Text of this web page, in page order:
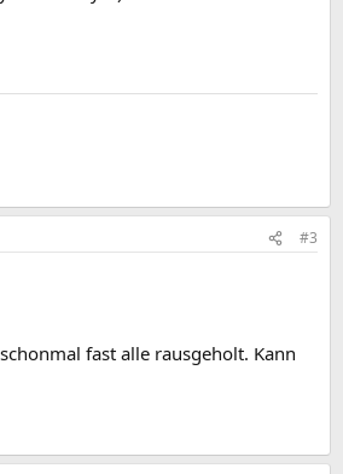
#3
fast alle rausgeholt. Kann